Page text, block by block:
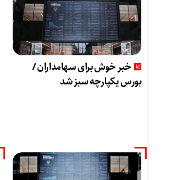
خبر خوش برای سهامداران /
بورس یکپارچه سبز شد